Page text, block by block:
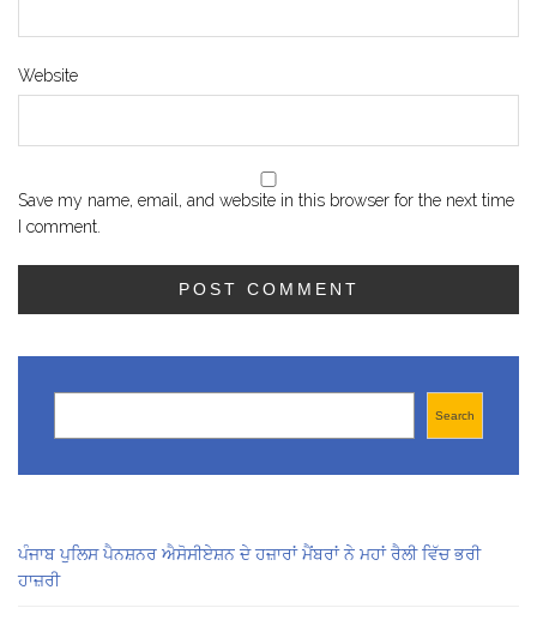
Website
Save my name, email, and website in this browser for the next time
I comment.
Search
ਪੰਜਾਬ ਪੁਲਿਸ ਪੈਨਸ਼ਨਰ ਐਸੋਸੀਏਸ਼ਨ ਦੇ ਹਜ਼ਾਰਾਂ ਮੈਂਬਰਾਂ ਨੇ ਮਹਾਂ ਰੈਲੀ ਵਿੱਚ ਭਰੀ
ਹਾਜ਼ਰੀ